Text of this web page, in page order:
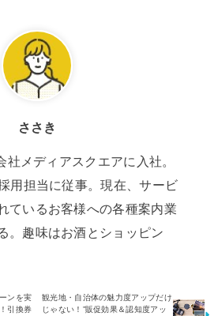
ささき
メディアスクエアに入社。
用担当に従事。現在、サービ
ているお客様への各種案内業
。趣味はお酒とショッピン
ンを実
引換券
観光地・自治体の魅力度アップだけ
じゃない！”販促効果＆認知度アッ